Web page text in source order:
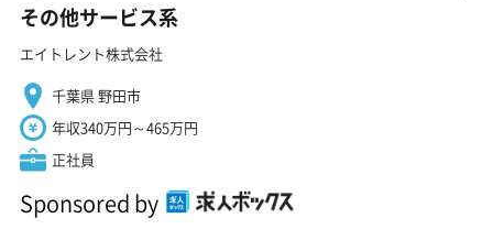
その他サービス系
エイトレント株式会社
千葉県 野田市
年収340万円～465万円
正社員
Sponsored by